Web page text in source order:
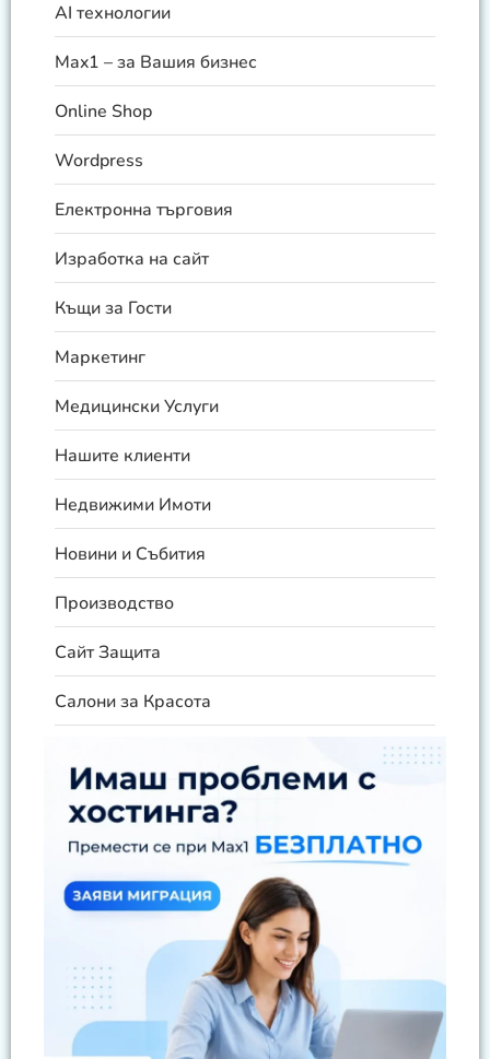
AI технологии
Max1 – за Вашия бизнес
Online Shop
Wordpress
Електронна търговия
Изработка на сайт
Къщи за Гости
Маркетинг
Медицински Услуги
Нашите клиенти
Недвижими Имоти
Новини и Събития
Производство
Сайт Защита
Салони за Красота